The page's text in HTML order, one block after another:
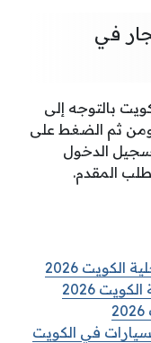
في
بالتوجه إلى
ثم الضغط على
الدخول
المقدم.
2026
2026
في الكويت